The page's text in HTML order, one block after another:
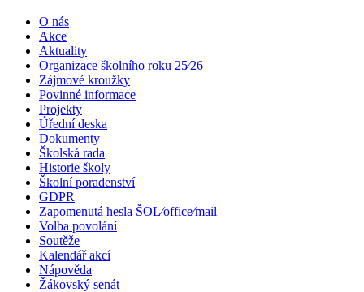
O nás
Akce
Aktuality
Organizace školního roku 25⁄26
Zájmové kroužky
Povinné informace
Projekty
Úřední deska
Dokumenty
Školská rada
Historie školy
Školní poradenství
GDPR
Zapomenutá hesla ŠOL⁄office⁄mail
Volba povolání
Soutěže
Kalendář akcí
Nápověda
Žákovský senát